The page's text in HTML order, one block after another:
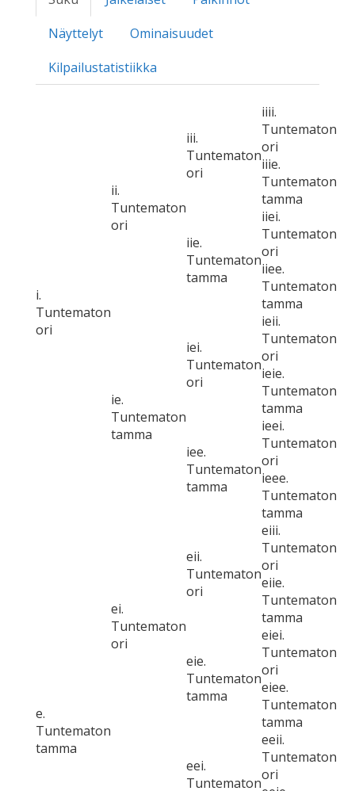
Näyttelyt
Ominaisuudet
Kilpailustatistiikka
i.
Tuntematon
ori
ii.
Tuntematon
ori
iii.
Tuntematon
ori
iiii.
Tuntematon
ori
iiie.
Tuntematon
tamma
iie.
Tuntematon
tamma
iiei.
Tuntematon
ori
iiee.
Tuntematon
tamma
ie.
Tuntematon
tamma
iei.
Tuntematon
ori
ieii.
Tuntematon
ori
ieie.
Tuntematon
tamma
iee.
Tuntematon
tamma
ieei.
Tuntematon
ori
ieee.
Tuntematon
tamma
e.
Tuntematon
tamma
ei.
Tuntematon
ori
eii.
Tuntematon
ori
eiii.
Tuntematon
ori
eiie.
Tuntematon
tamma
eie.
Tuntematon
tamma
eiei.
Tuntematon
ori
eiee.
Tuntematon
tamma
eei.
Tuntematon
eeii.
Tuntematon
ori